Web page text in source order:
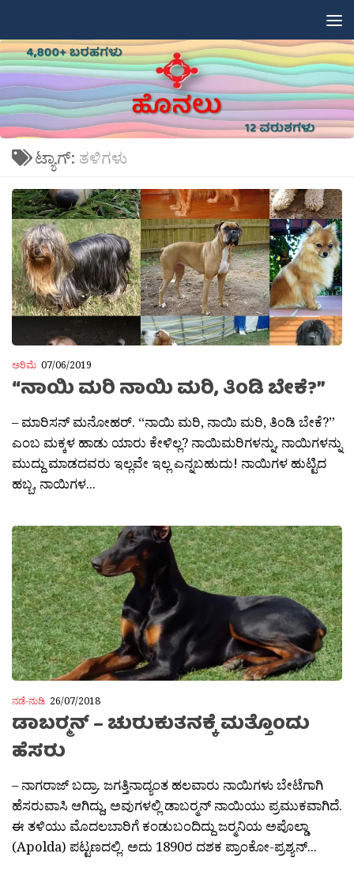
ಟ್ಯಾಗ್: ತಳಿಗಳು
ಅರಿಮೆ 07/06/2019
“ನಾಯಿ ಮರಿ ನಾಯಿ ಮರಿ, ತಿಂಡಿ ಬೇಕೆ?”
– ಮಾರಿಸನ್ ಮನೋಹರ್. “ನಾಯಿ ಮರಿ, ನಾಯಿ ಮರಿ, ತಿಂಡಿ ಬೇಕೆ?”
ಎಂಬ ಮಕ್ಕಳ ಹಾಡು ಯಾರು ಕೇಳಿಲ್ಲ? ನಾಯಿಮರಿಗಳನ್ನು, ನಾಯಿಗಳನ್ನು
ಮುದ್ದು ಮಾಡದವರು ಇಲ್ಲವೇ ಇಲ್ಲ ಎನ್ನಬಹುದು! ನಾಯಿಗಳ ಹುಟ್ಟಿದ
ಹಬ್ಬ, ನಾಯಿಗಳ...
ನಡೆ-ನುಡಿ 26/07/2018
ಡಾಬರ್‍ಮನ್ – ಚುರುಕುತನಕ್ಕೆ ಮತ್ತೊಂದು
ಹೆಸರು
– ನಾಗರಾಜ್ ಬದ್ರಾ. ಜಗತ್ತಿನಾದ್ಯಂತ ಹಲವಾರು ನಾಯಿಗಳು ಬೇಟೆಗಾಗಿ
ಹೆಸರುವಾಸಿ ಆಗಿದ್ದು, ಅವುಗಳಲ್ಲಿ ಡಾಬರ‍್ಮನ್‍‍ ನಾಯಿಯು ಪ್ರಮುಕವಾಗಿದೆ.
ಈ ತಳಿಯು ಮೊದಲಬಾರಿಗೆ ಕಂಡುಬಂದಿದ್ದು ಜರ‍್ಮನಿಯ ಅಪೊಲ್ಡಾ
(Apolda) ಪಟ್ಟಣದಲ್ಲಿ. ಅದು 1890ರ ದಶಕ ಪ್ರಾಂಕೋ-ಪ್ರಶ್ಯನ್...